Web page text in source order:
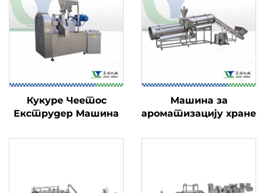
Кукуре Чеетос
Екструдер Машина
Машина за
ароматизацију хране